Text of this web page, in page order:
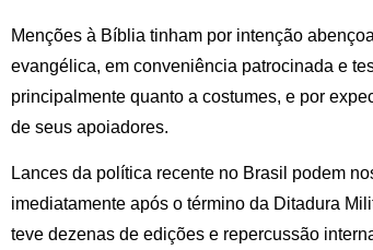
Menções à Bíblia tinham por intenção
evangélica, em conveniência patrocinada e
principalmente quanto a costumes, e por
de seus apoiadores.
Lances da política recente no Brasil podem
imediatamente após o término da Ditadura
teve dezenas de edições e repercussão